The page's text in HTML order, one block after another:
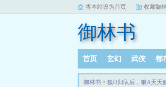
将本站设为首页 收藏御
御林书
首页 玄幻 武侠 都
御林书 > 狐O归队后，狼A天天